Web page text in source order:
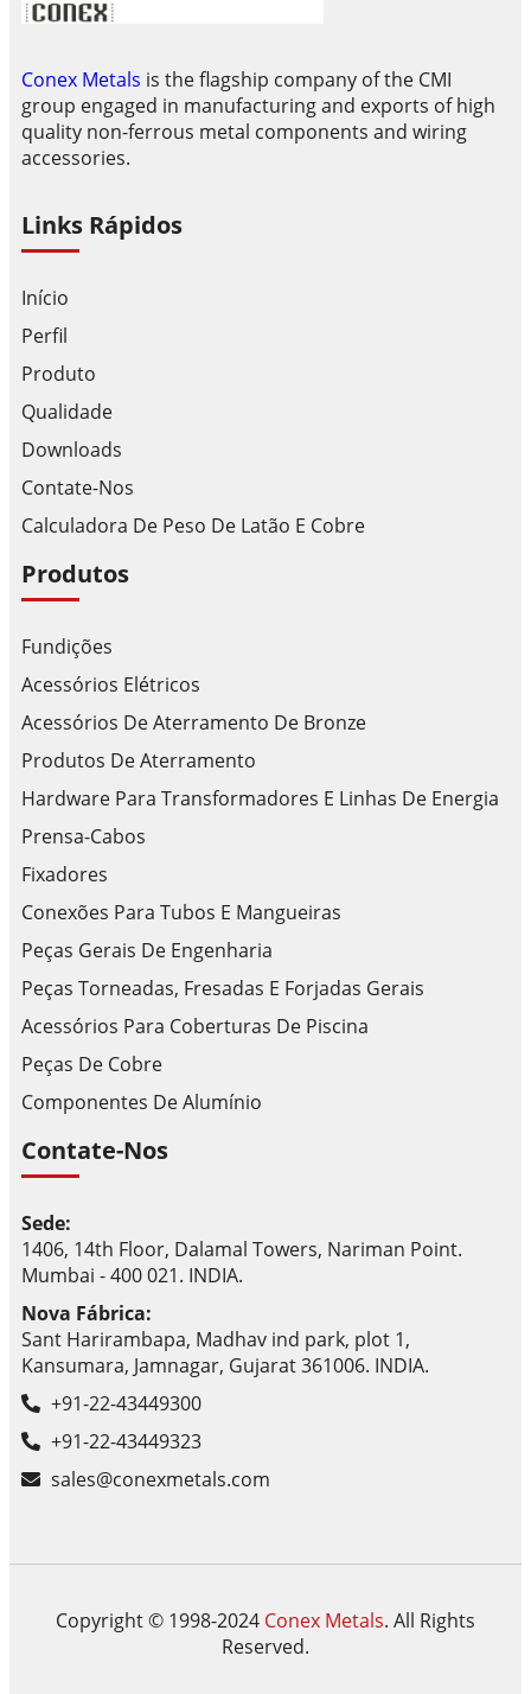
Conex Metals is the flagship company of the CMI
group engaged in manufacturing and exports of high
quality non-ferrous metal components and wiring
accessories.
Links Rápidos
Início
Perfil
Produto
Qualidade
Downloads
Contate-Nos
Calculadora De Peso De Latão E Cobre
Produtos
Fundições
Acessórios Elétricos
Acessórios De Aterramento De Bronze
Produtos De Aterramento
Hardware Para Transformadores E Linhas De Energia
Prensa-Cabos
Fixadores
Conexões Para Tubos E Mangueiras
Peças Gerais De Engenharia
Peças Torneadas, Fresadas E Forjadas Gerais
Acessórios Para Coberturas De Piscina
Peças De Cobre
Componentes De Alumínio
Contate-Nos
Sede:
1406, 14th Floor, Dalamal Towers, Nariman Point.
Mumbai - 400 021. INDIA.
Nova Fábrica:
Sant Harirambapa, Madhav ind park, plot 1,
Kansumara, Jamnagar, Gujarat 361006. INDIA.
+91-22-43449300
+91-22-43449323
sales@conexmetals.com
Copyright © 1998-2024 Conex Metals. All Rights
Reserved.